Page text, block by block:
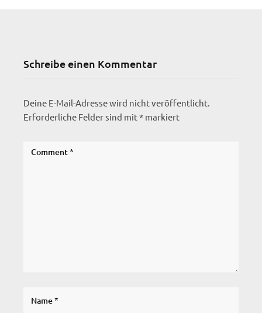
Schreibe einen Kommentar
Deine E-Mail-Adresse wird nicht veröffentlicht.
Erforderliche Felder sind mit* markiert